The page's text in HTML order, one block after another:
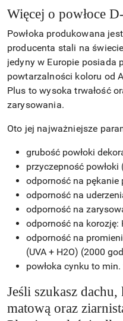
Więcej o powłoce
Powłoka produkowana
producenta stali na
jedyny w Europie posiada
powtarzalności koloru od
Plus to wysoka trwałość
zarysowania.
Oto jej najważniejsze
grubość powłoki
przyczepność powłoki
odporność na pękanie
odporność na
odporność na
odporność na korozję:
odporność na
(UVA + H2O) (2000
powłoka cynku to
Jeśli szukasz
matową oraz